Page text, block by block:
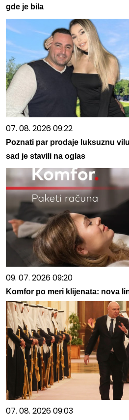
gde je bila
07. 08. 2026 09:22
Poznati par prodaje luksuznu
sad je stavili na oglas
09. 07. 2026 09:20
Komfor po meri klijenata: nova
07. 08. 2026 09:03